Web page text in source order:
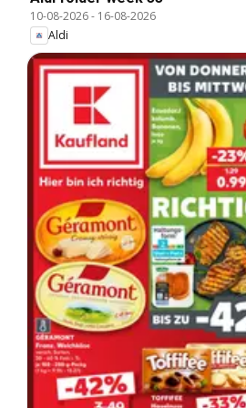
10-08-2026- 16-08-2026
Aldi